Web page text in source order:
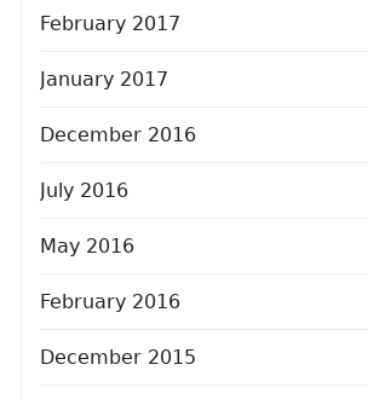
February 2017
January 2017
December 2016
July 2016
May 2016
February 2016
December 2015